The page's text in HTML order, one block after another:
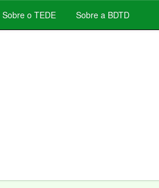
Sobre o TEDE Sobre a BDTD